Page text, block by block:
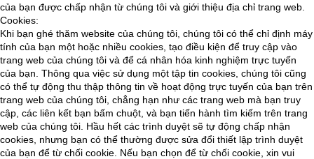
của bạn được chấp nhận từ chúng tôi và giới thiệu địa chỉ trang web.
Cookies:
Khi bạn ghé thăm website của chúng tôi, chúng tôi có thể chỉ định máy
tính của bạn một hoặc nhiều cookies, tạo điều kiện để truy cập vào
trang web của chúng tôi và để cá nhân hóa kinh nghiệm trực tuyến
của bạn. Thông qua việc sử dụng một tập tin cookies, chúng tôi cũng
có thể tự động thu thập thông tin về hoạt động trực tuyến của bạn trên
trang web của chúng tôi, chẳng hạn như các trang web mà bạn truy
cập, các liên kết bạn bấm chuột, và bạn tiến hành tìm kiếm trên trang
web của chúng tôi. Hầu hết các trình duyệt sẽ tự động chấp nhận
cookies, nhưng bạn có thể thường được sửa đổi thiết lập trình duyệt
của bạn để từ chối cookie. Nếu bạn chọn để từ chối cookie, xin vui